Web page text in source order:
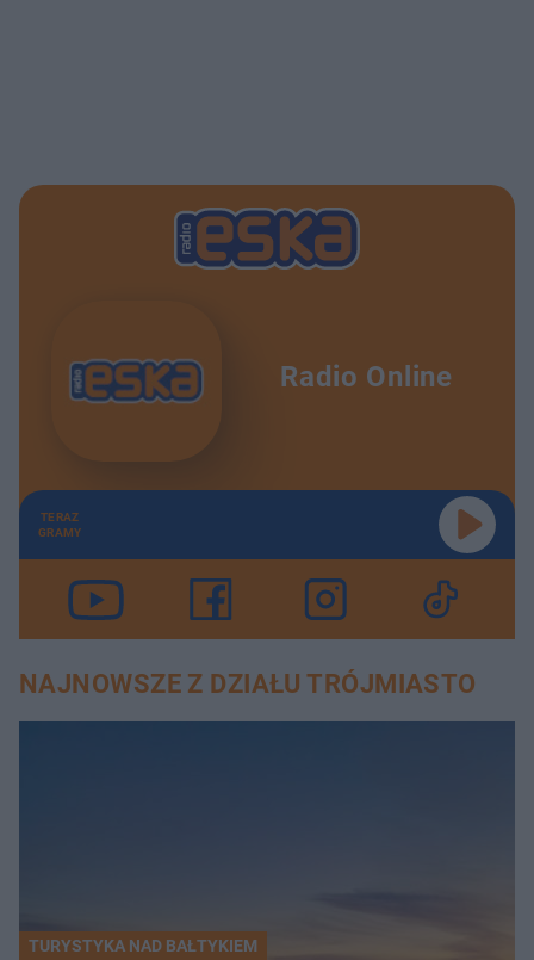
Radio Online
TERAZ
GRAMY
NAJNOWSZE Z DZIAŁU TRÓJMIASTO
TURYSTYKA NAD BAŁTYKIEM